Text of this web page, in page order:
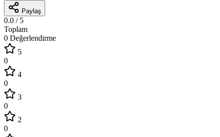
Paylaş
0.0 / 5
Toplam
0 Değerlendirme
5
0
4
0
3
0
2
0